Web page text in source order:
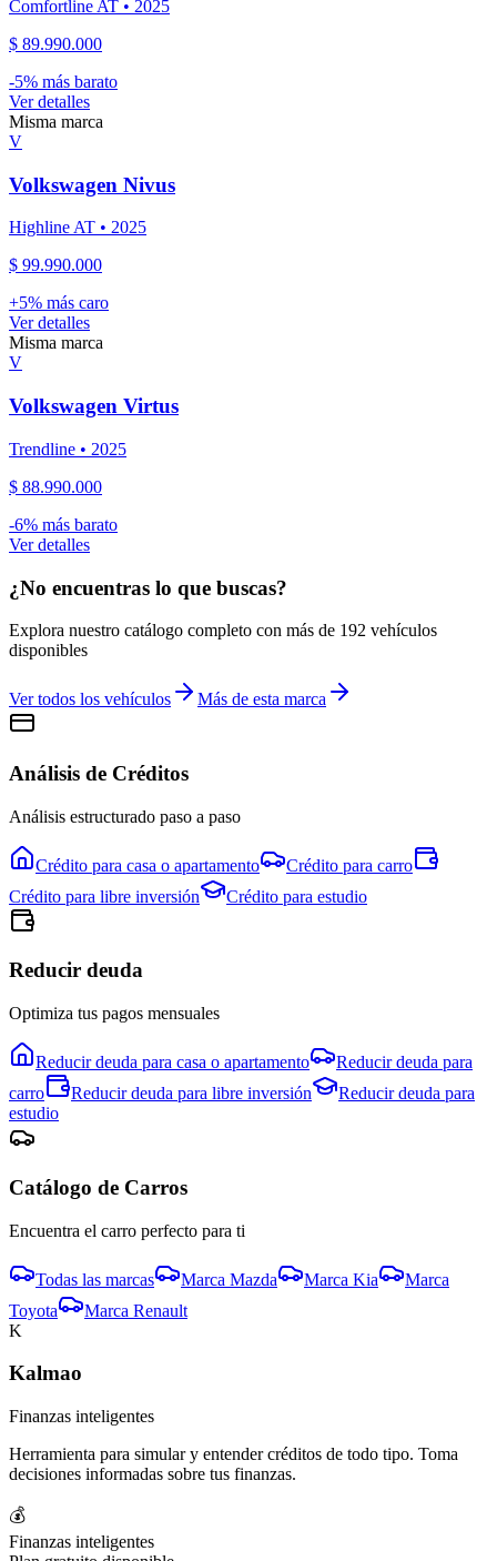
Comfortline AT • 2025
$ 89.990.000
-5% más barato
Ver detalles
Misma marca
V
Volkswagen Nivus
Highline AT • 2025
$ 99.990.000
+5% más caro
Ver detalles
Misma marca
V
Volkswagen Virtus
Trendline • 2025
$ 88.990.000
-6% más barato
Ver detalles
¿No encuentras lo que buscas?
Explora nuestro catálogo completo con más de 192 vehículos
disponibles
Ver todos los vehículos Más de esta marca
Análisis de Créditos
Análisis estructurado paso a paso
Crédito para casa o apartamento Crédito para carro
Crédito para libre inversión Crédito para estudio
Reducir deuda
Optimiza tus pagos mensuales
Reducir deuda para casa o apartamento
Reducir deuda para
carro
Reducir deuda para libre inversión
Reducir deuda para
estudio
Catálogo de Carros
Encuentra el carro perfecto para ti
Todas las marcas Marca Mazda Marca Kia
Marca
Toyota
Marca Renault
K
Kalmao
Finanzas inteligentes
Herramienta para simular y entender créditos de todo tipo. Toma
decisiones informadas sobre tus finanzas.
💰
Finanzas inteligentes